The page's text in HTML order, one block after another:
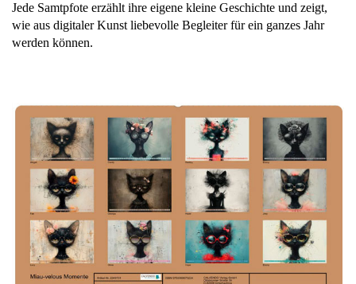
Jede Samtpfote erzählt ihre eigene kleine Geschichte und zeigt,
wie aus digitaler Kunst liebevolle Begleiter für ein ganzes Jahr
werden können.